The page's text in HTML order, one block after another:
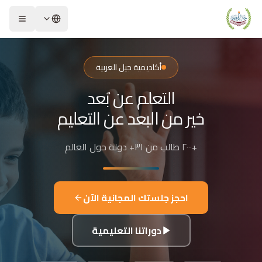
أكاديمية جيل العربية – Jeel Alarabiya Academy
أكاديمية جيل العربية هي منصة تعليمية عبر الإنترنت تأسست عام 2023، متخصصة في تعليم اللغة العربية وتجويد القرآن الكريم والتربية الإسلامية والعلوم للأطفال والبالغين من مختلف أنحاء العالم.
ما الذي تقدمه الأكاديمية؟
تعليم اللغة العربية للناطقين بها وغير الناطقين بها
تجويد وحفظ القرآن الكريم مع إجازات معتمدة
الدراسات الإسلامية والتربية الدينية
اللغة الإنجليزية والفرنسية
البرمجة وعلم الفلك والفنون
تفاصيل الدراسة
الفئات العمرية المستهدفة: من 4 سنوات حتى البالغين
شكل التعليم: مجموعات صغيرة 3-5 طلاب، أو حصص فردية
اللغات المستخدمة في التدريس: العربية، التركية، الإنجليزية، الفرنسية
الشريحة 2 من 4: التعلم عن بُعد خير من البعد عن التعليم
أكاديمية جيل العربية
التعلم عن بُعد
خير من البعد عن التعليم
+٢٠٠٠ طالب من ٣١+ دولة حول العالم
احجز جلستك المجانية الآن
دوراتنا التعليمية